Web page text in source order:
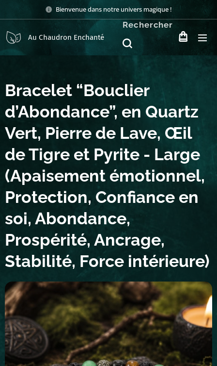
Bienvenue dans notre univers magique !
Au Chaudron Enchanté
Rechercher
Bracelet “Bouclier
d’Abondance”, en Quartz
Vert, Pierre de Lave, Œil
de Tigre et Pyrite - Large
(Apaisement émotionnel,
Protection, Confiance en
soi, Abondance,
Prospérité, Ancrage,
Stabilité, Force intérieure)